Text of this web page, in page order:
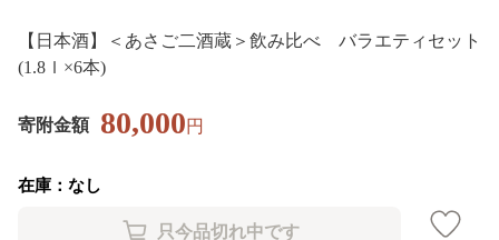
【日本酒】＜あさご二酒蔵＞飲み比べ バラエティセット
(1.8ｌ×6本)
寄附金額 80,000円
在庫：なし